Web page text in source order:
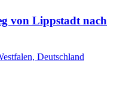
von Lippstadt nach
Deutschland